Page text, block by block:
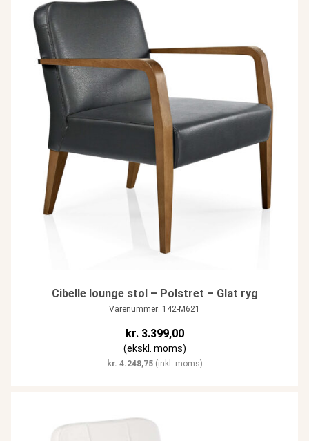
Cibelle lounge stol – Polstret – Glat ryg
Varenummer: 142-M621
kr.3.399,00
(ekskl. moms)
kr. 4.248,75(inkl. moms)